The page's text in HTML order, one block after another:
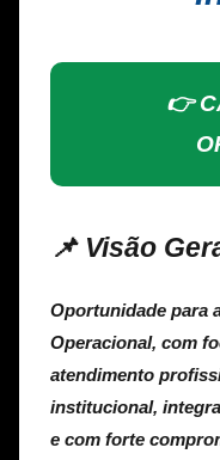
👉
📌 Visão
Oportunidade para
Operacional, com
atendimento
institucional,
e com forte